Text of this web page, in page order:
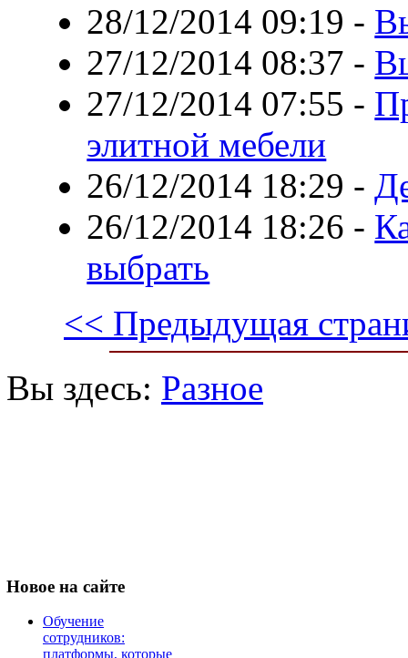
28/12/2014 09:19 -
27/12/2014 08:37 -
27/12/2014 07:55 -
элитной мебели
26/12/2014 18:29 -
26/12/2014 18:26 -
выбрать
<< Предыдущая
Вы здесь: Разное
Новое на сайте
Обучение
сотрудников:
платформы, которые